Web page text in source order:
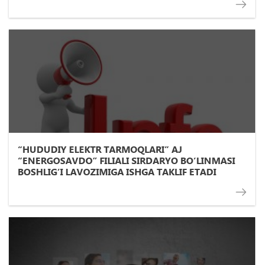
“HUDUDIY ELEKTR TARMOQLARI” AJ
“ENERGOSAVDO” FILIALI SIRDARYO BО‘LINMASI
BOSHLIG‘I LAVOZIMIGA ISHGA TAKLIF ETADI